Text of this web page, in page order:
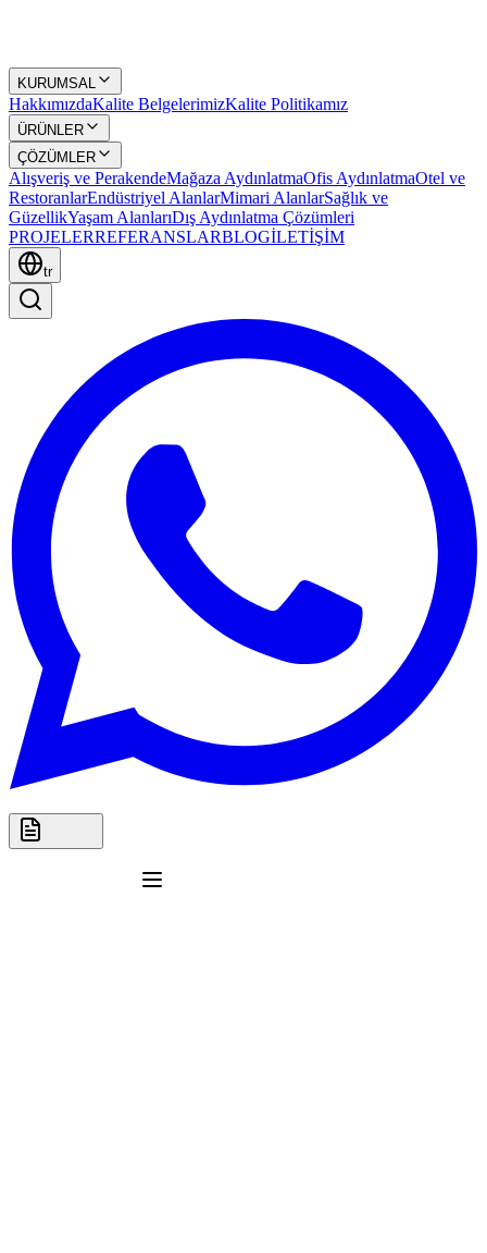
KURUMSAL
HakkımızdaKalite BelgelerimizKalite Politikamız
ÜRÜNLER
ÇÖZÜMLER
Alışveriş ve PerakendeMağaza AydınlatmaOfis AydınlatmaOtel ve
RestoranlarEndüstriyel AlanlarMimari AlanlarSağlık ve
GüzellikYaşam AlanlarıDış Aydınlatma Çözümleri
PROJELERREFERANSLARBLOGİLETİŞİM
tr